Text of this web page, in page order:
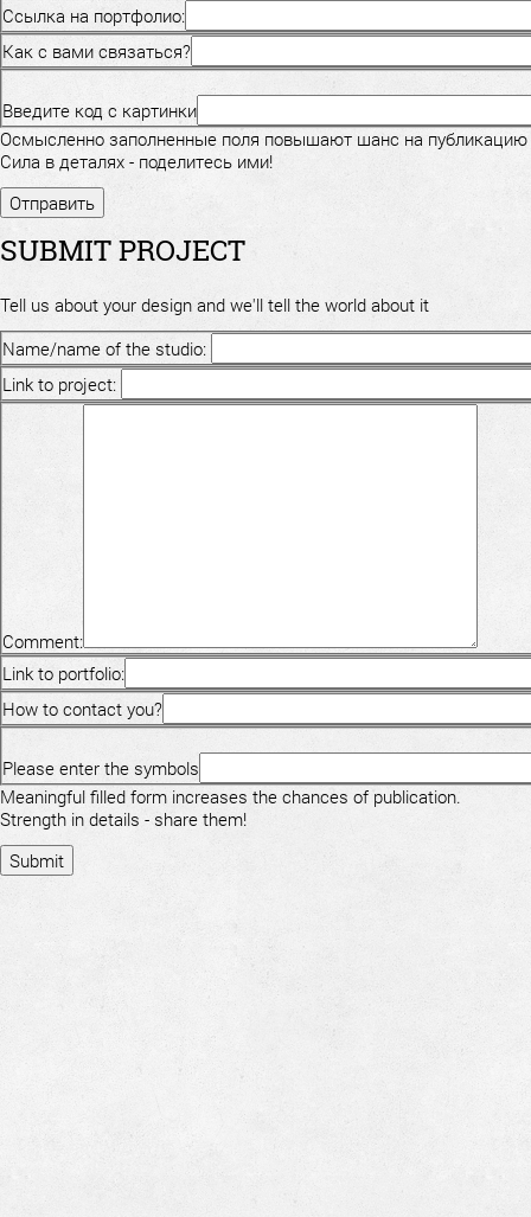
Ссылка на портфолио:
Как с вами связаться?
Введите код с картинки
Осмысленно заполненные поля повышают шанс на публикацию
Сила в деталях - поделитесь ими!
SUBMIT PROJECT
Tell us about your design and we'll tell the world about it
Name/name of the studio:
Link to project:
Comment:
Link to portfolio:
How to contact you?
Please enter the symbols
Meaningful filled form increases the chances of publication.
Strength in details - share them!